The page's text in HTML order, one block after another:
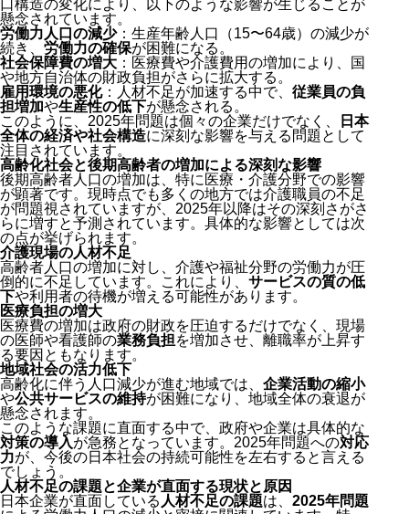
口構造の変化により、以下のような影響が生じることが
懸念されています。
労働力人口の減少：生産年齢人口（15〜64歳）の減少が
続き、 労働力の確保が困難になる。
社会保障費の増大 ：医療費や介護費用の増加により、国
や地方自治体の財政負担がさらに拡大する。
雇用環境の悪化：人材不足が加速する中で、 従業員の負
担増加や生産性の低下が懸念される。
このように、2025年問題は個々の企業だけでなく、
日本
全体の経済や社会構造に深刻な影響を与える問題として
注目されています。
高齢化社会と後期高齢者の増加による深刻な影響
後期高齢者人口の増加は、特に医療・介護分野での影響
が顕著です。現時点でも多くの地方では介護職員の不足
が問題視されていますが、2025年以降はその深刻さがさ
らに増すと予測されています。具体的な影響としては次
の点が挙げられます。
介護現場の人材不足
高齢者人口の増加に対し、介護や福祉分野の労働力が圧
倒的に不足しています。これにより、 サービスの質の低
下や利用者の待機が増える可能性があります。
医療負担の増大
医療費の増加は政府の財政を圧迫するだけでなく、現場
の医師や看護師の業務負担を増加させ、離職率が上昇す
る要因ともなります。
地域社会の活力低下
高齢化に伴う人口減少が進む地域では、 企業活動の縮小
や公共サービスの維持が困難になり、地域全体の衰退が
懸念されます。
このような課題に直面する中で、政府や企業は具体的な
対策の導入が急務となっています。2025年問題への対応
力が、今後の日本社会の持続可能性を左右すると言える
でしょう。
人材不足の課題と企業が直面する現状と原因
日本企業が直面している 人材不足の課題は、 2025年問題